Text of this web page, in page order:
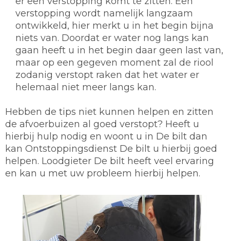
verstopping wordt namelijk langzaam
ontwikkeld, hier merkt u in het begin bijna
niets van. Doordat er water nog langs kan
gaan heeft u in het begin daar geen last van,
maar op een gegeven moment zal de riool
zodanig verstopt raken dat het water er
helemaal niet meer langs kan.
Hebben de tips niet kunnen helpen en zitten
de afvoerbuizen al goed verstopt? Heeft u
hierbij hulp nodig en woont u in De bilt dan
kan Ontstoppingsdienst De bilt u hierbij goed
helpen. Loodgieter De bilt heeft veel ervaring
en kan u met uw probleem hierbij helpen.